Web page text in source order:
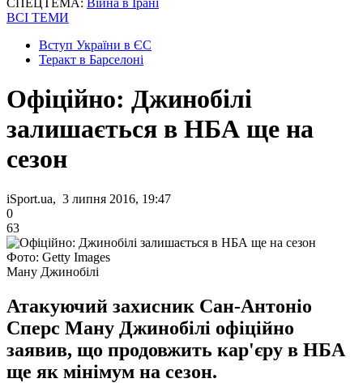
СПЕЦТЕМА: Війна в Ірані
ВСІ ТЕМИ
Вступ України в ЄС
Теракт в Барселоні
Офіційно: Джинобілі
залишається в НБА ще на
сезон
iSport.ua, 3 липня 2016, 19:47
0
63
Фото: Getty Images
Ману Джинобілі
Атакуючий захисник Сан-Антоніо
Сперс Ману Джинобілі офіційно
заявив, що продовжить кар'єру в НБА
ще як мінімум на сезон.